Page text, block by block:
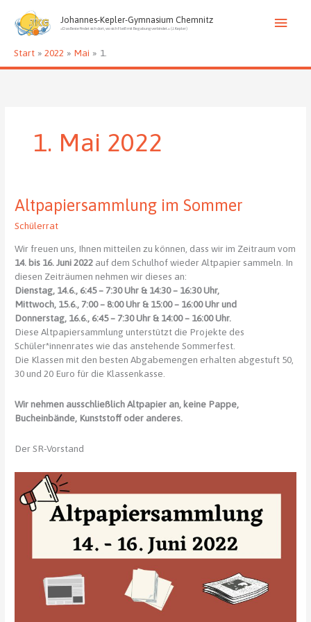
Inhalt
springen
Johannes-Kepler-Gymnasium Chemnitz
»Das Beste findet sich dort, wo sich Fleiß mit Begabung verbindet.« (J. Kepler)
Start 2022 Mai 1.
1. Mai 2022
Altpapiersammlung im Sommer
Schülerrat
Wir freuen uns, Ihnen mitteilen zu können, dass wir im Zeitraum vom
14. bis 16. Juni 2022 auf dem Schulhof wieder Altpapier sammeln. In
diesen Zeiträumen nehmen wir dieses an:
Dienstag, 14.6., 6:45 – 7:30 Uhr & 14:30 – 16:30 Uhr,
Mittwoch, 15.6., 7:00 – 8:00 Uhr & 15:00 – 16:00 Uhr und
Donnerstag, 16.6., 6:45 – 7:30 Uhr & 14:00 – 16:00 Uhr.
Diese Altpapiersammlung unterstützt die Projekte des
Schüler*innenrates wie das anstehende Sommerfest.
Die Klassen mit den besten Abgabemengen erhalten abgestuft 50,
30 und 20 Euro für die Klassenkasse.
Wir nehmen ausschließlich Altpapier an, keine Pappe,
Bucheinbände, Kunststoff oder anderes.
Der SR-Vorstand